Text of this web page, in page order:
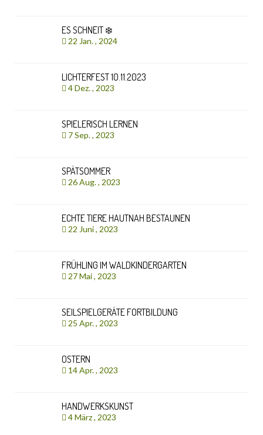
ES SCHNEIT ❄️
22 Jan. , 2024
LICHTERFEST 10.11.2023
4 Dez. , 2023
SPIELERISCH LERNEN
7 Sep. , 2023
SPÄTSOMMER
26 Aug. , 2023
ECHTE TIERE HAUTNAH BESTAUNEN
22 Juni , 2023
FRÜHLING IM WALDKINDERGARTEN
27 Mai , 2023
SEILSPIELGERÄTE FORTBILDUNG
25 Apr. , 2023
OSTERN
14 Apr. , 2023
HANDWERKSKUNST
4 März , 2023